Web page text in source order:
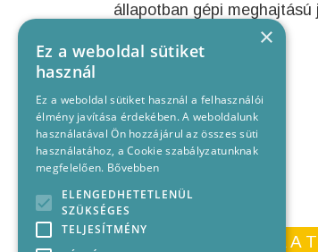
állapotban gépi meghajtású
KORÁBBI CIKKEINK A
×
Ez a weboldal sütiket
használ
Ez a weboldal sütiket használ a felhasználói
élmény javítása érdekében. A weboldalunk
használatával Ön hozzájárul az összes süti
használatához, a Cookie szabályzatunknak
megfelelően. Bővebben
ELENGEDHETETLENÜL
SZÜKSÉGES
TELJESÍTMÉNY